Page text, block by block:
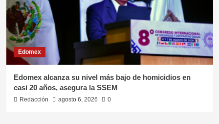
Edomex
Edomex alcanza su nivel más bajo de homicidios en
casi 20 años, asegura la SSEM
Redacción agosto 6, 2026 0